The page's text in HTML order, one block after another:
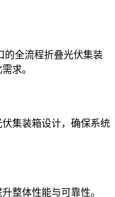
的全流程折叠光伏集装
求。
集装箱设计，确保系统
整体性能与可靠性。